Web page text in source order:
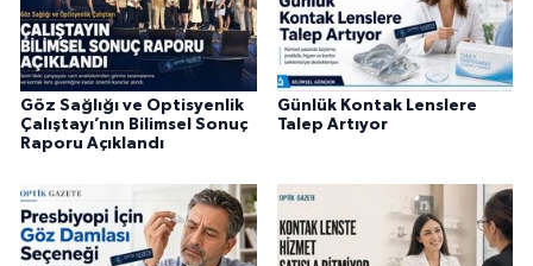
Göz Sağlığı ve Optisyenlik
Çalıştayı’nın Bilimsel Sonuç
Raporu Açıklandı
Günlük Kontak Lenslere
Talep Artıyor